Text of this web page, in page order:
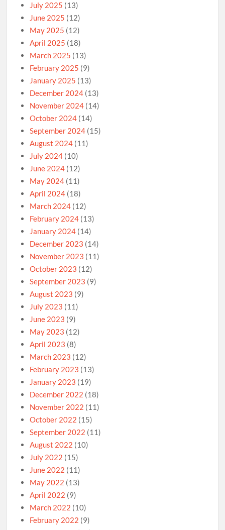
July 2025 (13)
June 2025 (12)
May 2025 (12)
April 2025 (18)
March 2025 (13)
February 2025 (9)
January 2025 (13)
December 2024 (13)
November 2024 (14)
October 2024 (14)
September 2024 (15)
August 2024 (11)
July 2024 (10)
June 2024 (12)
May 2024 (11)
April 2024 (18)
March 2024 (12)
February 2024 (13)
January 2024 (14)
December 2023 (14)
November 2023 (11)
October 2023 (12)
September 2023 (9)
August 2023 (9)
July 2023 (11)
June 2023 (9)
May 2023 (12)
April 2023 (8)
March 2023 (12)
February 2023 (13)
January 2023 (19)
December 2022 (18)
November 2022 (11)
October 2022 (15)
September 2022 (11)
August 2022 (10)
July 2022 (15)
June 2022 (11)
May 2022 (13)
April 2022 (9)
March 2022 (10)
February 2022 (9)